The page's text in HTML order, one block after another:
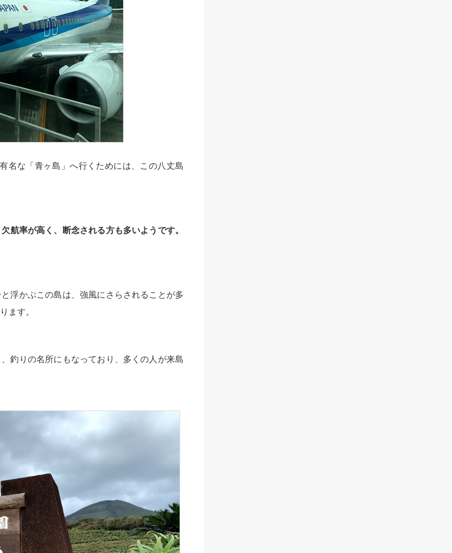
名な「青ヶ島」へ行くためには、この八丈島
欠航率が高く、断念される方も多いようです。
浮かぶこの島は、強風にさらされることが多
ます。
釣りの名所にもなっており、多くの人が来島